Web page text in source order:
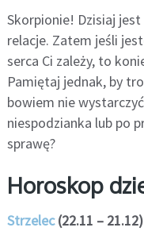
Skorpionie! Dzisiaj
relacje. Zatem jeśli
serca Ci zależy, to
Pamiętaj jednak, by
bowiem nie
niespodzianka lub po
sprawę?
Horoskop
Strzelec(22.11 – 21.12)